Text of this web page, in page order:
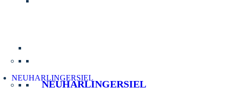
NEUHARLINGERSIEL
NEUHARLINGERSIEL